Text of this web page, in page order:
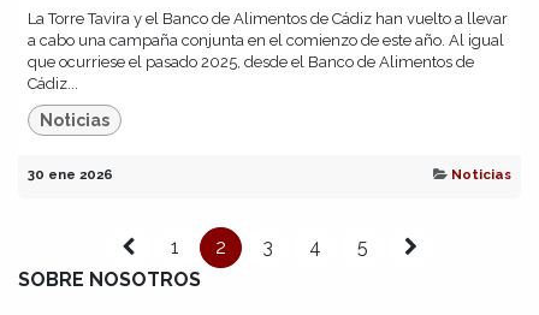
La Torre Tavira y el Banco de Alimentos de Cádiz han vuelto a llevar
a cabo una campaña conjunta en el comienzo de este año. Al igual
que ocurriese el pasado 2025, desde el Banco de Alimentos de
Cádiz...
Noticias
30 ene 2026 Noticias
1 2 3 4
5
SOBRE NOSOTROS